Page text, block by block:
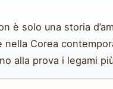
è solo una storia
Corea
alla prova i legami